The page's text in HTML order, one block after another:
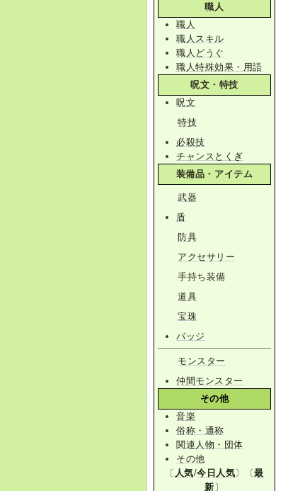
職人
職人
職人スキル
職人どうぐ
職人特殊効果・用語
呪文・特技
呪文
特技
必殺技
チャンスとくぎ
装備品・アイテム
武器
盾
防具
アクセサリー
手持ち装備
道具
宝珠
バッジ
モンスター
仲間モンスター
その他
音楽
俗称・通称
関連人物・団体
その他
〔 人気/今日人気〕〔最
新 〕